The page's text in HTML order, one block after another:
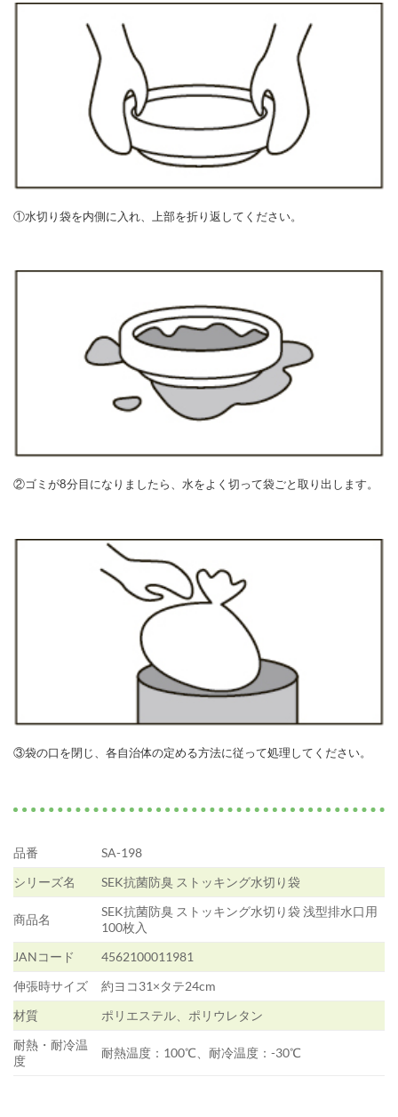
①水切り袋を内側に入れ、上部を折り返してください。
②ゴミが8分目になりましたら、水をよく切って袋ごと取り出します。
③袋の口を閉じ、各自治体の定める方法に従って処理してください。
品番
SA-198
シリーズ名
SEK抗菌防臭 ストッキング水切り袋
商品名
SEK抗菌防臭 ストッキング水切り袋 浅型排水口用
100枚入
JANコード
4562100011981
伸張時サイズ
約ヨコ31×タテ24cm
材質
ポリエステル、ポリウレタン
耐熱・耐冷温
度
耐熱温度：100℃、耐冷温度：-30℃